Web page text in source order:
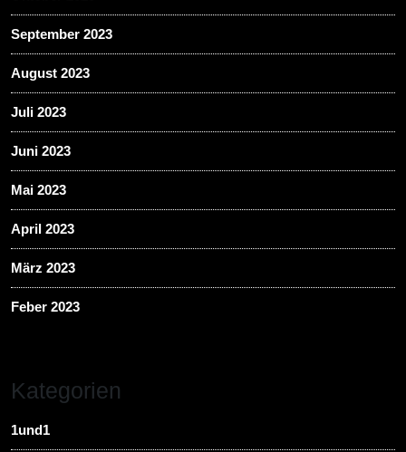
September 2023
August 2023
Juli 2023
Juni 2023
Mai 2023
April 2023
März 2023
Feber 2023
Kategorien
1und1